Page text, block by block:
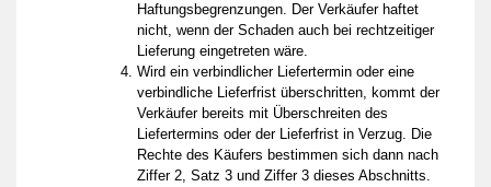
Haftungsbegrenzungen. Der Verkäufer haftet
nicht, wenn der Schaden auch bei rechtzeitiger
Lieferung eingetreten wäre.
Wird ein verbindlicher Liefertermin oder eine
verbindliche Lieferfrist überschritten, kommt der
Verkäufer bereits mit Überschreiten des
Liefertermins oder der Lieferfrist in Verzug. Die
Rechte des Käufers bestimmen sich dann nach
Ziffer 2, Satz 3 und Ziffer 3 dieses Abschnitts.